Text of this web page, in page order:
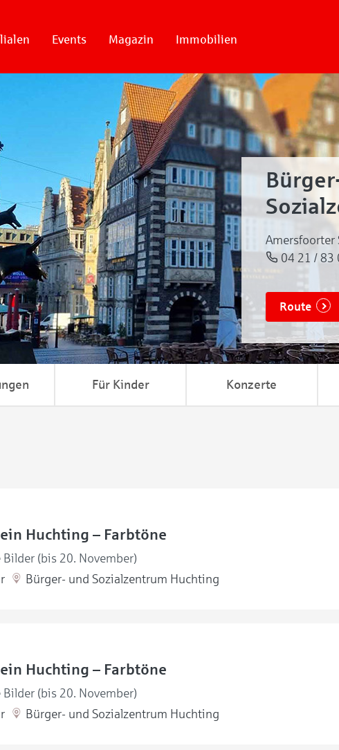
Events Magazin Immobilien
Amersfoorter
04 21 / 83
Route
Für Kinder Konzerte
Huchting – Farbtöne
(bis 20. November)
Bürger- und Sozialzentrum Huchting
Huchting – Farbtöne
(bis 20. November)
Bürger- und Sozialzentrum Huchting